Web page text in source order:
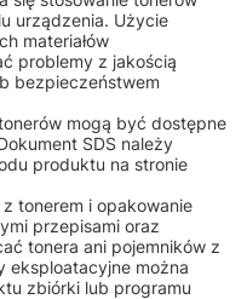
urządzenia. Użycie
materiałów
problemy z jakością
bezpieczeństwem
mogą być dostępne
SDS należy
produktu na stronie
tonerem i opakowanie
przepisami oraz
tonera ani pojemników z
eksploatacyjne można
zbiórki lub programu